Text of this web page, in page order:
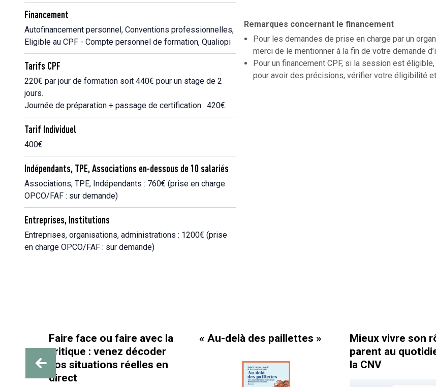
Financement
Autofinancement personnel, Conventions professionnelles,
Eligible au CPF - Compte personnel de formation, Qualiopi
Tarifs CPF
220€ par jour de formation soit 440€ pour un stage de 2
jours.
Journée de préparation + passage de certification : 420€.
Tarif Individuel
400€
Indépendants, TPE, Associations en-dessous de 10 salariés
Associations, TPE, Indépendants : 760€ (prise en charge
OPCO/FAF : sur demande)
Entreprises, Institutions
Entreprises, organisations, administrations : 1200€ (prise
en charge OPCO/FAF : sur demande)
Remarques concernant le financement
Pour les demandes de prise en charge par un
merci de le mentionner à la fin de votre demande
Pour un financement CPF, si la session est
pour avoir des précisions, vérifier votre éligibilité
face ou faire avec la
: venez décoder
réelles en
« Au-delà des paillettes »
Mieux vivre son rôle de
parent au quotidien grâce à
la CNV